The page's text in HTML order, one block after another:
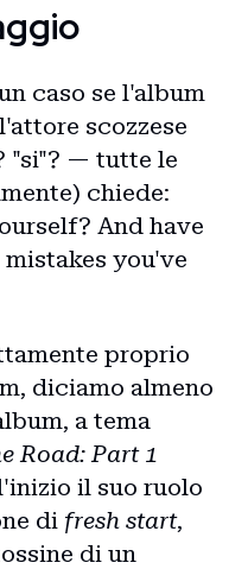
caso se l'album
scozzese
"si"? — tutte le
chiede:
And have
you've
proprio
diciamo almeno
a tema
Road: Part 1
il suo ruolo
di fresh start,
di un